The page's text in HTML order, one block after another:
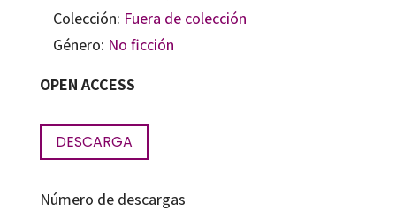
Colección: Fuera de colección
Género: No ficción
OPEN ACCESS
DESCARGA
Número de descargas